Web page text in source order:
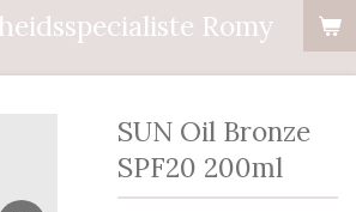
Romy
SUN Oil Bronze
SPF20 200ml